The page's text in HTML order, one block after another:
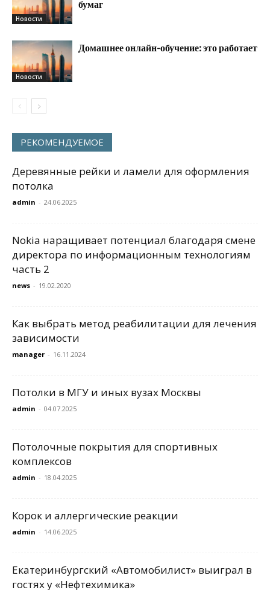
Новости
бумаг
Новости
Домашнее онлайн-обучение: это работает
РЕКОМЕНДУЕМОЕ
Деревянные рейки и ламели для оформления
потолка
admin - 24.06.2025
Nokia наращивает потенциал благодаря смене
директора по информационным технологиям
часть 2
news - 19.02.2020
Как выбрать метод реабилитации для лечения
зависимости
manager - 16.11.2024
Потолки в МГУ и иных вузах Москвы
admin - 04.07.2025
Потолочные покрытия для спортивных
комплексов
admin - 18.04.2025
Корок и аллергические реакции
admin - 14.06.2025
Екатеринбургский «Автомобилист» выиграл в
гостях у «Нефтехимика»